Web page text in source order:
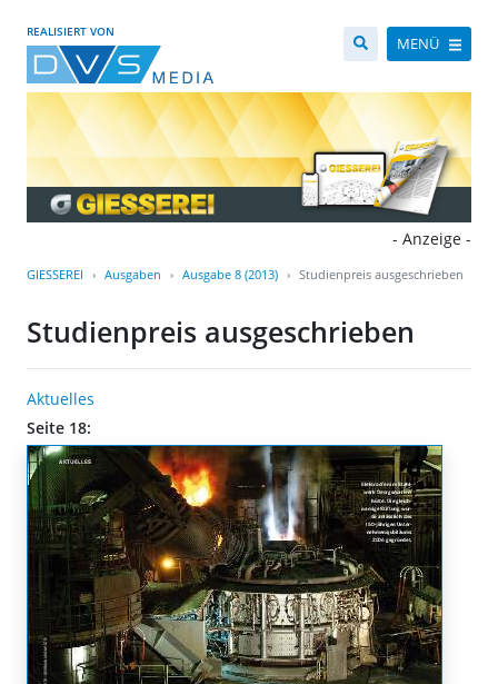
REALISIERT VON
MENÜ
- Anzeige -
GIESSEREI Ausgaben Ausgabe 8 (2013) Studienpreis ausgeschrieben
Studienpreis ausgeschrieben
Aktuelles
Seite 18: